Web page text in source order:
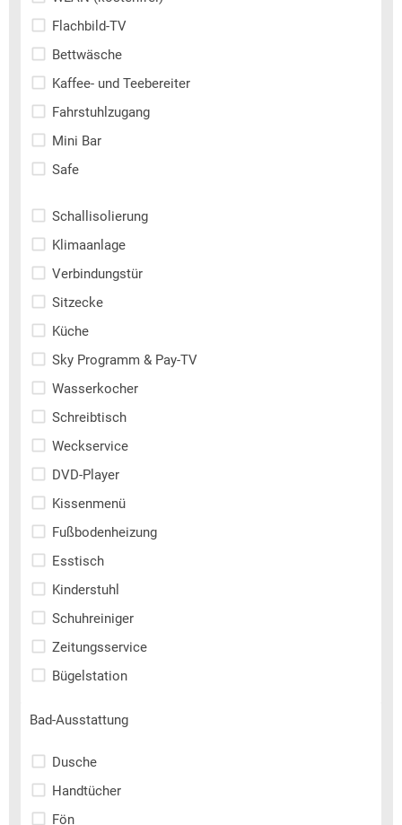
Flachbild-TV
Bettwäsche
Kaffee- und Teebereiter
Fahrstuhlzugang
Mini Bar
Safe
Schallisolierung
Klimaanlage
Verbindungstür
Sitzecke
Küche
Sky Programm & Pay-TV
Wasserkocher
Schreibtisch
Weckservice
DVD-Player
Kissenmenü
Fußbodenheizung
Esstisch
Kinderstuhl
Schuhreiniger
Zeitungsservice
Bügelstation
Bad-Ausstattung
Dusche
Handtücher
Fön